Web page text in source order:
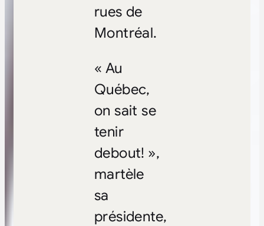
rues de
Montréal.
« Au
Québec,
on sait se
tenir
debout! »,
martèle
sa
présidente,